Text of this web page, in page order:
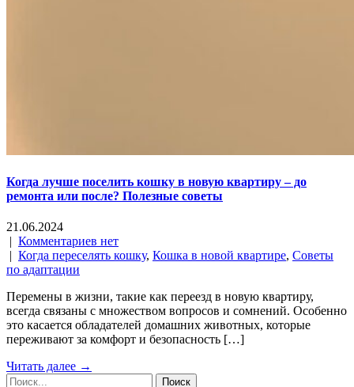
Когда лучше поселить кошку в новую квартиру – до
ремонта или после? Полезные советы
21.06.2024
| Комментариев нет
| Когда переселять кошку, Кошка в новой квартире, Советы
по адаптации
Перемены в жизни, такие как переезд в новую квартиру,
всегда связаны с множеством вопросов и сомнений. Особенно
это касается обладателей домашних животных, которые
переживают за комфорт и безопасность […]
Читать далее →